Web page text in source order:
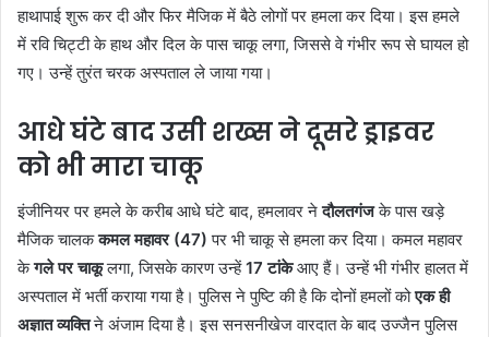
हाथापाई शुरू कर दी और फिर मैजिक में बैठे लोगों पर हमला कर दिया। इस हमले
में रवि चिट्टी के हाथ और दिल के पास चाकू लगा, जिससे वे गंभीर रूप से घायल हो
गए। उन्हें तुरंत चरक अस्पताल ले जाया गया।
आधे घंटे बाद उसी शख्स ने दूसरे ड्राइवर
को भी मारा चाकू
इंजीनियर पर हमले के करीब आधे घंटे बाद, हमलावर नेदौलतगंजके पास खड़े
मैजिक चालककमल महावर (47) पर भी चाकू से हमला कर दिया। कमल महावर
केगले पर चाकूलगा, जिसके कारण उन्हें17 टांकेआए हैं। उन्हें भी गंभीर हालत में
अस्पताल में भर्ती कराया गया है। पुलिस ने पुष्टि की है कि दोनों हमलों कोएक ही
अज्ञात व्यक्तिने अंजाम दिया है। इस सनसनीखेज वारदात के बाद उज्जैन पुलिस